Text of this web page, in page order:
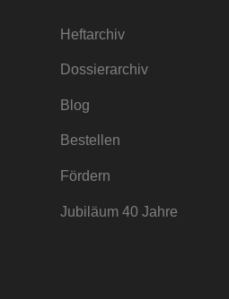
Heftarchiv
Dossierarchiv
Blog
Bestellen
Fördern
Jubiläum 40 Jahre